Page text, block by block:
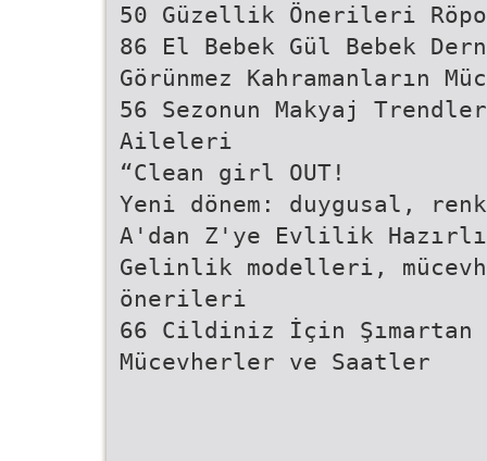
50 Güzellik Önerileri
86 El Bebek Gül Bebek
Görünmez Kahramanların
56 Sezonun Makyaj
Aileleri
“Clean girl OUT!
Yeni dönem: duygusal,
A'dan Z'ye Evlilik
Gelinlik modelleri,
önerileri
66 Cildiniz İçin Şımartan
Mücevherler ve Saatler